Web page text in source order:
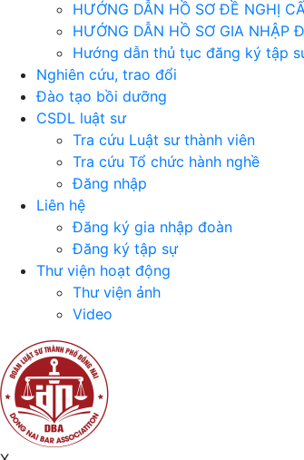
HƯỚNG DẪN HỒ SƠ ĐỀ NGHỊ
HƯỚNG DẪN HỒ SƠ GIA NHẬP
Hướng dẫn thủ tục đăng ký tập
Nghiên cứu, trao đổi
Đào tạo bồi dưỡng
CSDL luật sư
Tra cứu Luật sư thành viên
Tra cứu Tổ chức hành nghề
Đăng nhập
Liên hệ
Đăng ký gia nhập đoàn
Đăng ký tập sự
Thư viện hoạt động
Thư viện ảnh
Video